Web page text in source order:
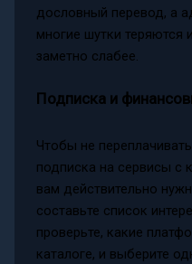
дословный перевод, а
многие шутки теряются
заметно слабее.
Подписка и
Чтобы не
подписка на сервисы с
вам действительно
составьте список
проверьте, какие
каталоге, и выберите